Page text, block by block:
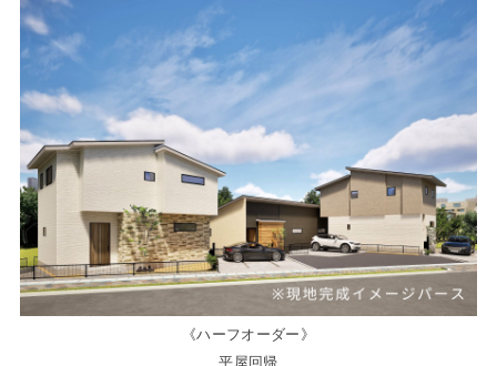
《ハーフオーダー》
平屋回帰